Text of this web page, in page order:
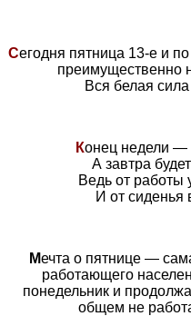
Сегодня пятница 13-е и
преимущественно
Вся белая
Конец недели —
А завтра
Ведь от работы
И от
Мечта о пятнице —
работающего
понедельник и
общем не